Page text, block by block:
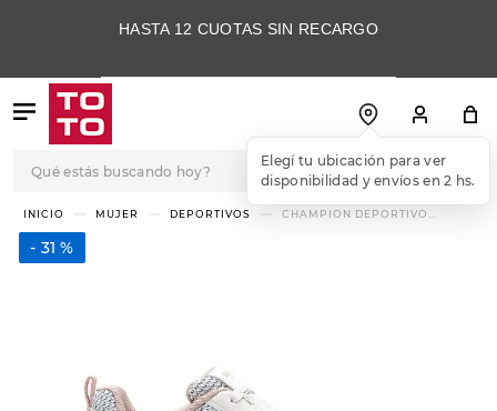
HASTA 12 CUOTAS SIN RECARGO
Elegí tu ubicación para ver
disponibilidad y envíos en 2 hs.
MUJER DEPORTIVOS
CHAMPION DEPORTIVO
31 %
TÉRMINOS MÁS